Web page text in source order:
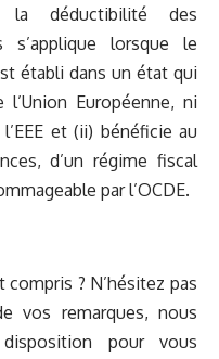
déductibilité des
s’applique lorsque le
établi dans un état qui
Européenne, ni
et (ii) bénéficie au
d’un régime fiscal
par l’OCDE.
compris ? N’hésitez pas
vos remarques, nous
pour vous